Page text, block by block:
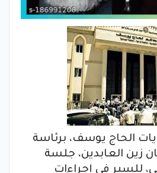
الحاج يوسف، برئاسة
زين العابدين، جلسة
للسير في إجراءات